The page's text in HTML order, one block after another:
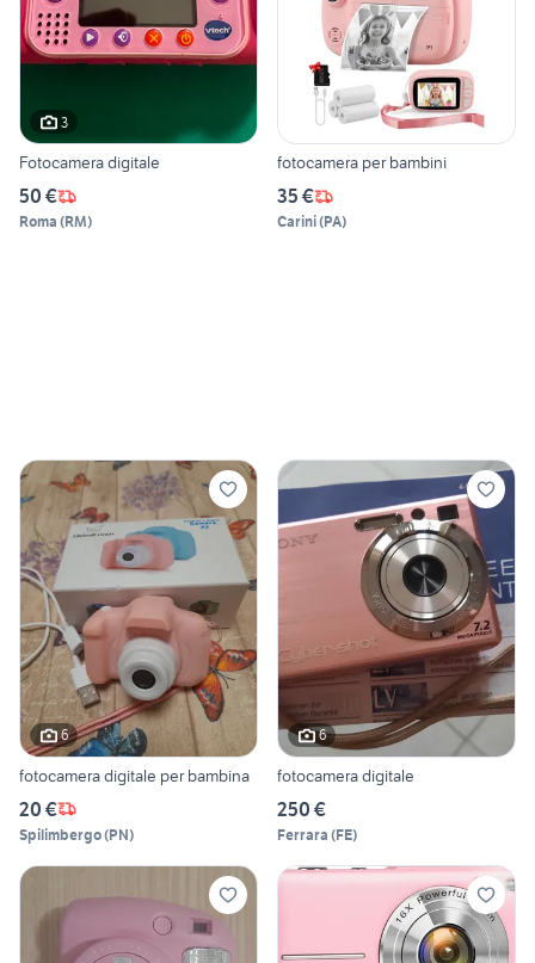
3
Fotocamera digitale
50 €
Roma (RM)
fotocamera per bambini
35 €
Carini(PA)
6
fotocamera digitale per bambina
20 €
Spilimbergo(PN)
6
fotocamera digitale
250 €
Ferrara (FE)